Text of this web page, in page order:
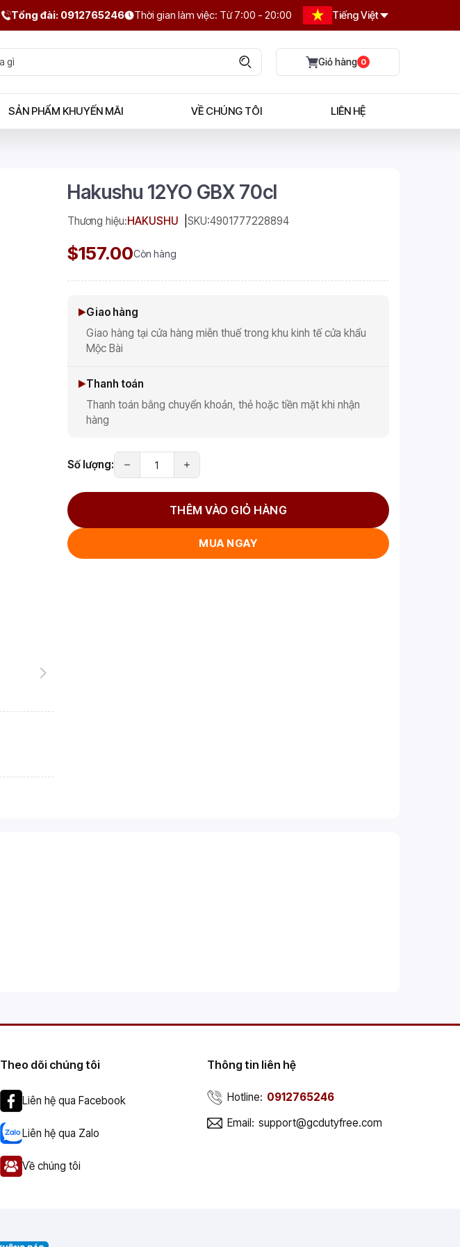
Tổng đài: 0912765246 Thời gian làm việc: Từ 7:00 - 20:00 Tiếng Việt
0
SẢN PHẨM KHUYẾN MÃI VỀ CHÚNG TÔI LIÊN HỆ
Hakushu 12YO GBX 70cl
Thương hiệu:HAKUSHU SKU:4901777228894
$157.00Còn hàng
Giao hàng
Giao hàng tại cửa hàng miễn thuế trong khu kinh tế cửa khẩu
Mộc Bài
Thanh toán
Thanh toán bằng chuyển khoản, thẻ hoặc tiền mặt khi nhận
hàng
Số lượng:
THÊM VÀO GIỎ HÀNG
MUA NGAY
Theo dõi chúng tôi
Liên hệ qua Facebook
Liên hệ qua Zalo
Về chúng tôi
Thông tin liên hệ
Hotline: 0912765246
Email: support@gcdutyfree.com